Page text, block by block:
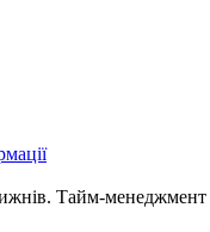
Тайм-